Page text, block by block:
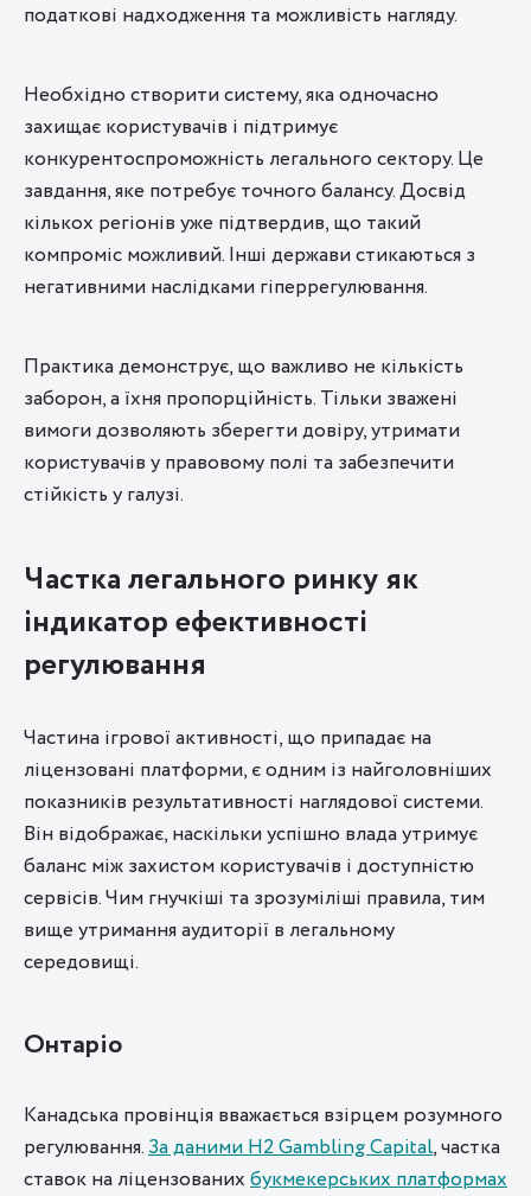
податкові надходження та можливість нагляду.
Необхідно створити систему, яка одночасно
захищає користувачів і підтримує
конкурентоспроможність легального сектору. Це
завдання, яке потребує точного балансу. Досвід
кількох регіонів уже підтвердив, що такий
компроміс можливий. Інші держави стикаються з
негативними наслідками гіперрегулювання.
Практика демонструє, що важливо не кількість
заборон, а їхня пропорційність. Тільки зважені
вимоги дозволяють зберегти довіру, утримати
користувачів у правовому полі та забезпечити
стійкість у галузі.
Частка легального ринку як
індикатор ефективності
регулювання
Частина ігрової активності, що припадає на
ліцензовані платформи, є одним із найголовніших
показників результативності наглядової системи.
Він відображає, наскільки успішно влада утримує
баланс між захистом користувачів і доступністю
сервісів. Чим гнучкіші та зрозуміліші правила, тим
вище утримання аудиторії в легальному
середовищі.
Онтаріо
Канадська провінція вважається взірцем розумного
регулювання.За даними H2 Gambling Capital, частка
ставок на ліцензованих букмекерських платформах